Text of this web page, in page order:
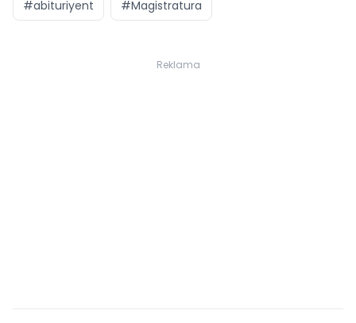
#abituriyent #Magistratura
Reklama